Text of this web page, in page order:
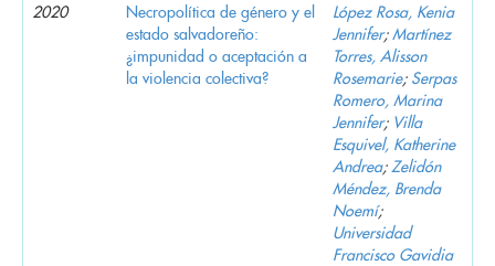
2020
Necropolítica de género y el
estado salvadoreño:
¿impunidad o aceptación a
la violencia colectiva?
López Rosa, Kenia
Jennifer;Martínez
Torres, Alisson
Rosemarie; Serpas
Romero, Marina
Jennifer; Villa
Esquivel, Katherine
Andrea; Zelidón
Méndez, Brenda
Noemí;
Universidad
Francisco Gavidia